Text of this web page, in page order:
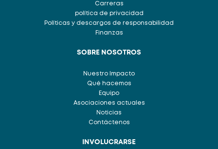
Carreras
política de privacidad
Políticas y descargos de responsabilidad
Finanzas
SOBRE NOSOTROS
Nuestro Impacto
Qué hacemos
Equipo
Asociaciones actuales
Noticias
Contáctenos
INVOLUCRARSE